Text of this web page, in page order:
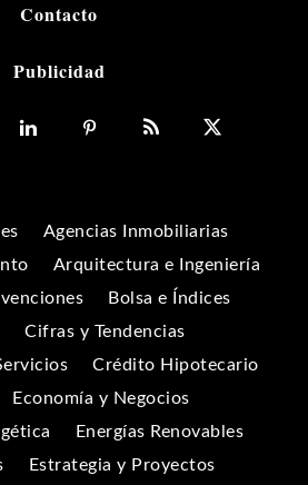
Contacto
Publicidad
Agencias Inmobiliarias
Arquitectura e Ingeniería
Bolsa e Índices
Cifras y Tendencias
Crédito Hipotecario
Economía y Negocios
Energías Renovables
Estrategia y Proyectos